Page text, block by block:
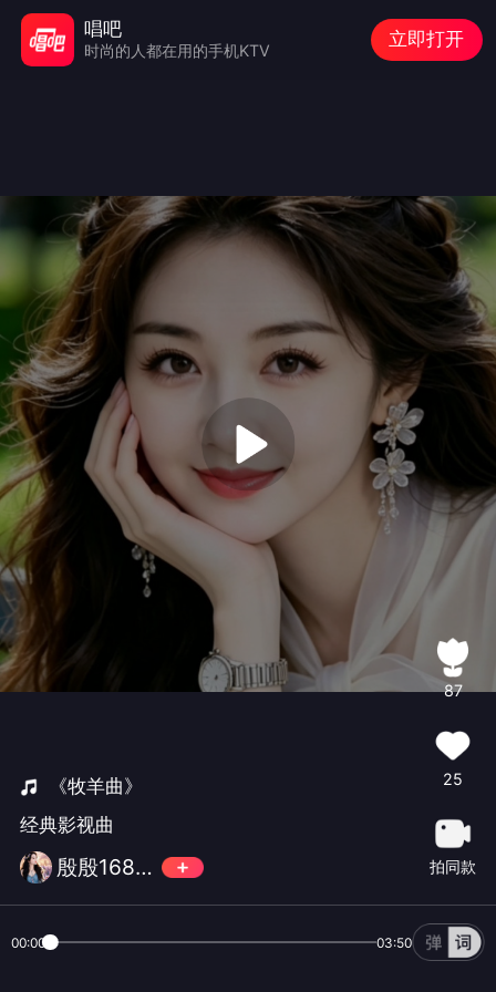
《牧羊曲》
经典影视曲
殷殷168🎵
87
25
拍同款
00:00 03:50
唱吧
时尚的人都在用的手机KTV
立即打开